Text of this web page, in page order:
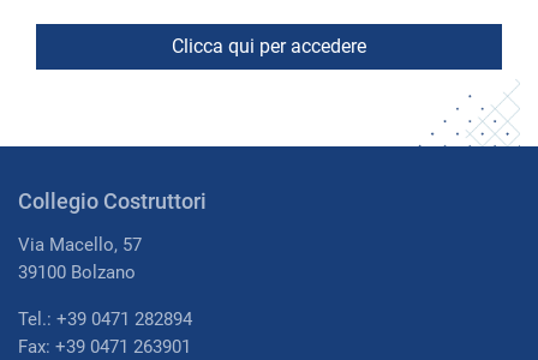
Collegio Costruttori
Via Macello, 57
39100 Bolzano
Tel.: +39 0471 282894
Fax: +39 0471 263901